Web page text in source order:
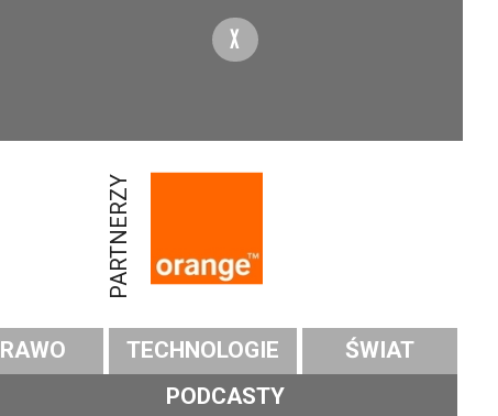
X
PARTNERZY
TECHNOLOGIE
ŚWIAT
PODCASTY